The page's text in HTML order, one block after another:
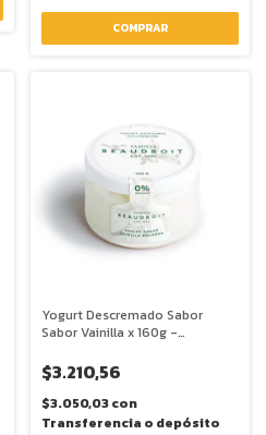
Yogurt Descremado Sabor
Sabor Vainilla x 160g -
$3.210,56
$3.050,03con
Transferencia o depósito